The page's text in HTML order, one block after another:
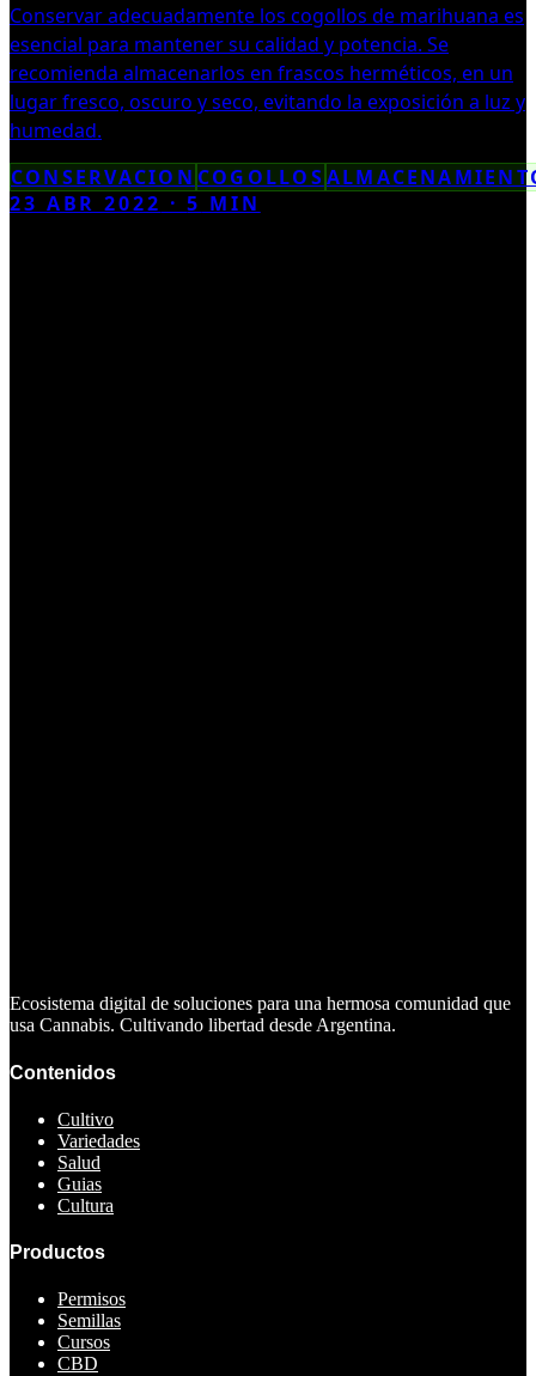
Conservar adecuadamente los cogollos de marihuana es
esencial para mantener su calidad y potencia. Se
recomienda almacenarlos en frascos herméticos, en un
lugar fresco, oscuro y seco, evitando la exposición a luz y
humedad.
CONSERVACION COGOLLOS
23 ABR 2022 ·5 MIN
Ecosistema digital de soluciones para una hermosa comunidad que
usa Cannabis. Cultivando libertad desde Argentina.
Contenidos
Cultivo
Variedades
Salud
Guias
Cultura
Productos
Permisos
Semillas
Cursos
CBD